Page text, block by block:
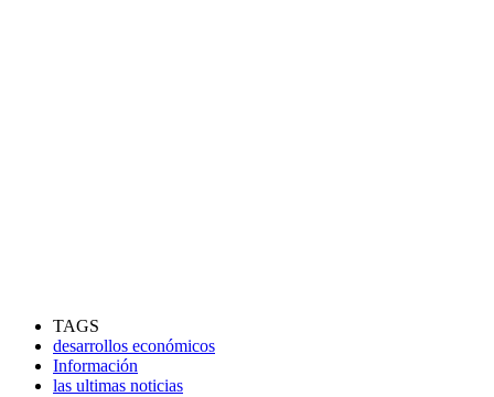
TAGS
desarrollos económicos
Información
las ultimas noticias